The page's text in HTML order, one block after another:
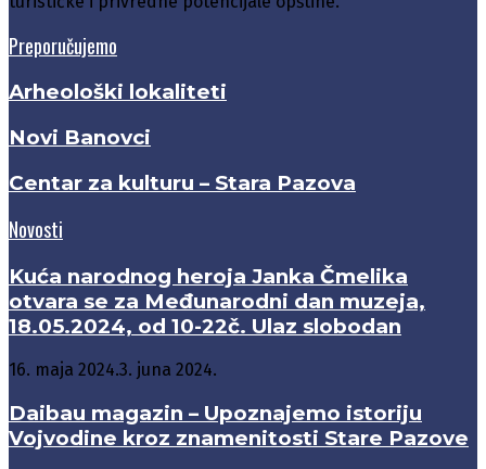
Preporučujemo
Arheološki lokaliteti
Novi Banovci
Centar za kulturu – Stara Pazova
Novosti
Kuća narodnog heroja Janka Čmelika
otvara se za Međunarodni dan muzeja,
18.05.2024, od 10-22č. Ulaz slobodan
16. maja 2024.3. juna 2024.
Daibau magazin – Upoznajemo istoriju
Vojvodine kroz znamenitosti Stare Pazove